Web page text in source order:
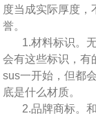
度当成实际厚度，
誉。
1.材料标识。
会有这些标识，有
sus一开始，但都
底是什么材质。
2.品牌商标。